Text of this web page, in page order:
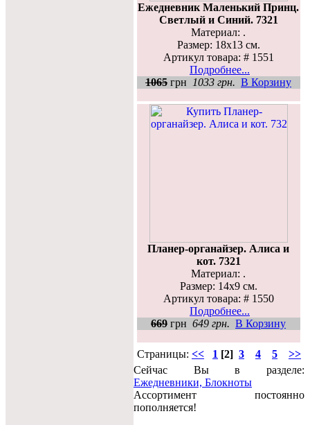
Ежедневник Маленький Принц.
Светлый и Синий. 7321
Материал: .
Размер: 18х13 см.
Артикул товара: # 1551
Подробнее...
1065 грн 1033 грн. В Корзину
Планер-органайзер. Алиса и
кот. 7321
Материал: .
Размер: 14х9 см.
Артикул товара: # 1550
Подробнее...
669 грн 649 грн. В Корзину
Страницы: << 1 [2] 3 4 5
>>
Сейчас Вы в разделе:
Ежедневники, Блокноты
Ассортимент постоянно
пополняется!